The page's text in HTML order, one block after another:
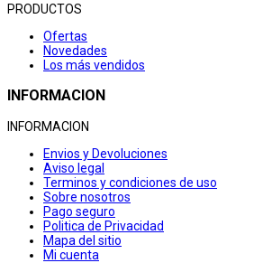
PRODUCTOS
Ofertas
Novedades
Los más vendidos
INFORMACION
INFORMACION
Envios y Devoluciones
Aviso legal
Terminos y condiciones de uso
Sobre nosotros
Pago seguro
Politica de Privacidad
Mapa del sitio
Mi cuenta